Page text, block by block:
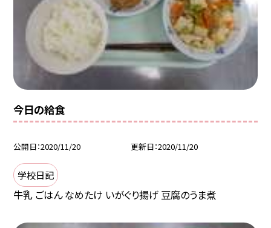
今日の給食
公開日 2020/11/20 更新日 2020/11/20
学校日記
牛乳 ごはん なめたけ いがぐり揚げ 豆腐のうま煮